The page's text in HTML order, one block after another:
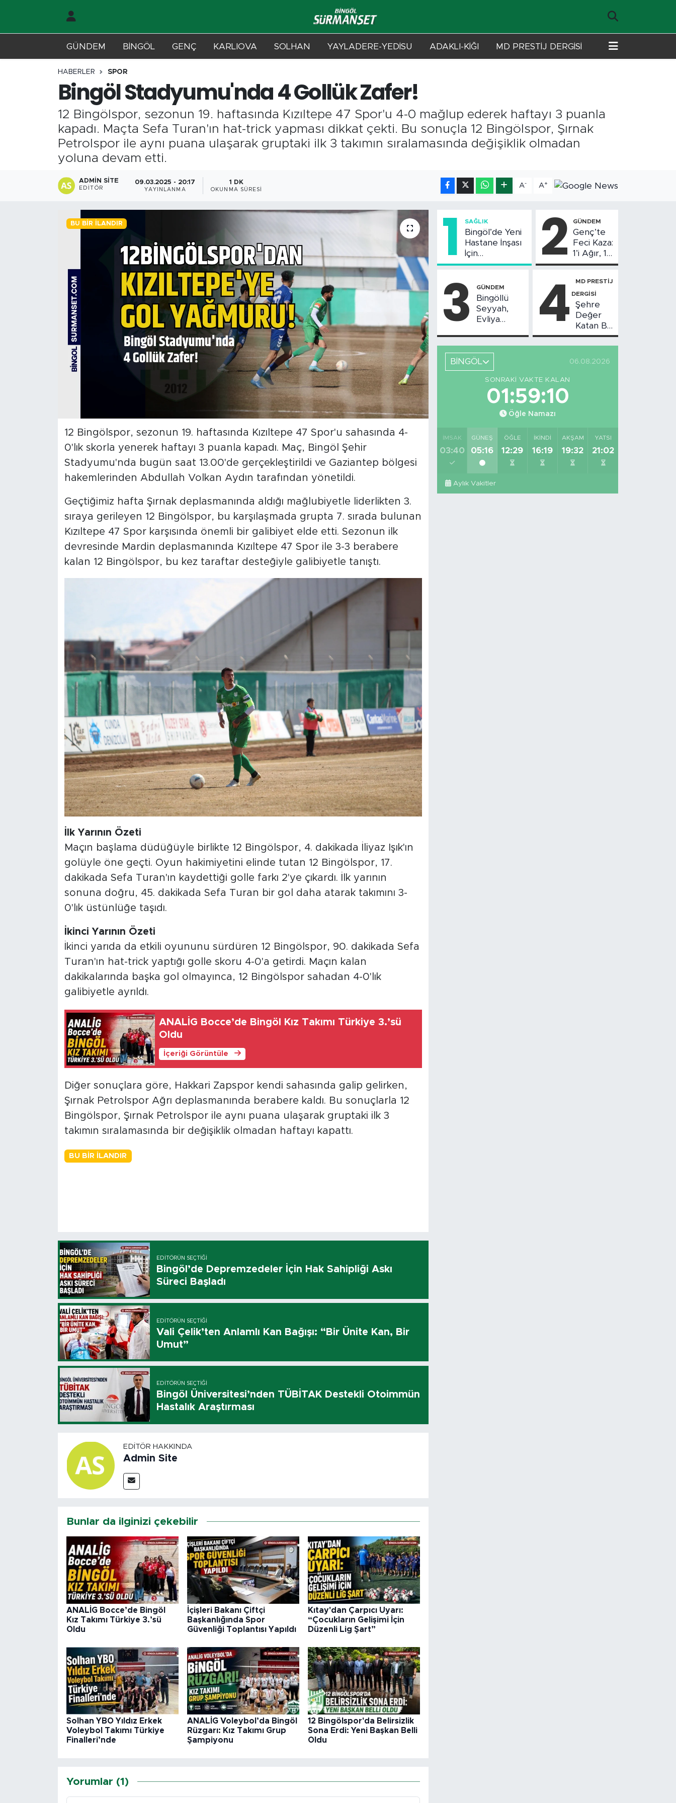
GÜNDEM BİNGÖL GENÇ KARLIOVA SOLHAN YAYLADERE-YEDİSU ADAKLI-KİĞI MD PRESTİJ DERGİSİ
HABERLER SPOR
Bingöl Stadyumu'nda 4 Gollük Zafer!
12 Bingölspor, sezonun 19. haftasında Kızıltepe 47 Spor'u 4-0 mağlup ederek haftayı 3 puanla
kapadı. Maçta Sefa Turan'ın hat-trick yapması dikkat çekti. Bu sonuçla 12 Bingölspor, Şırnak
Petrolspor ile aynı puana ulaşarak gruptaki ilk 3 takımın sıralamasında değişiklik olmadan
yoluna devam etti.
ADMIN SITE
EDITÖR
09.03.2025 - 20:17
YAYINLANMA
1 DK
OKUNMA SÜRESI
A- A+
BU BIR İLANDIR
12 Bingölspor, sezonun 19. haftasında Kızıltepe 47 Spor'u sahasında 4-
0'lık skorla yenerek haftayı 3 puanla kapadı. Maç, Bingöl Şehir
Stadyumu'nda bugün saat 13.00'de gerçekleştirildi ve Gaziantep bölgesi
hakemlerinden Abdullah Volkan Aydın tarafından yönetildi.
Geçtiğimiz hafta Şırnak deplasmanında aldığı mağlubiyetle liderlikten 3.
sıraya gerileyen 12 Bingölspor, bu karşılaşmada grupta 7. sırada bulunan
Kızıltepe 47 Spor karşısında önemli bir galibiyet elde etti. Sezonun ilk
devresinde Mardin deplasmanında Kızıltepe 47 Spor ile 3-3 berabere
kalan 12 Bingölspor, bu kez taraftar desteğiyle galibiyetle tanıştı.
İlk Yarının Özeti
Maçın başlama düdüğüyle birlikte 12 Bingölspor, 4. dakikada İliyaz Işık'ın
golüyle öne geçti. Oyun hakimiyetini elinde tutan 12 Bingölspor, 17.
dakikada Sefa Turan'ın kaydettiği golle farkı 2'ye çıkardı. İlk yarının
sonuna doğru, 45. dakikada Sefa Turan bir gol daha atarak takımını 3-
0'lık üstünlüğe taşıdı.
İkinci Yarının Özeti
İkinci yarıda da etkili oyununu sürdüren 12 Bingölspor, 90. dakikada Sefa
Turan'ın hat-trick yaptığı golle skoru 4-0'a getirdi. Maçın kalan
dakikalarında başka gol olmayınca, 12 Bingölspor sahadan 4-0'lık
galibiyetle ayrıldı.
ANALİG Bocce’de Bingöl Kız Takımı Türkiye 3.’sü
Oldu
İçeriği Görüntüle
Diğer sonuçlara göre, Hakkari Zapspor kendi sahasında galip gelirken,
Şırnak Petrolspor Ağrı deplasmanında berabere kaldı. Bu sonuçlarla 12
Bingölspor, Şırnak Petrolspor ile aynı puana ulaşarak gruptaki ilk 3
takımın sıralamasında bir değişiklik olmadan haftayı kapattı.
BU BIR İLANDIR
EDITÖRÜN SEÇTIĞI
Bingöl’de Depremzedeler İçin Hak Sahipliği Askı
Süreci Başladı
EDITÖRÜN SEÇTIĞI
Vali Çelik’ten Anlamlı Kan Bağışı: “Bir Ünite Kan, Bir
Umut”
EDITÖRÜN SEÇTIĞI
Bingöl Üniversitesi’nden TÜBİTAK Destekli Otoimmün
Hastalık Araştırması
EDITÖR HAKKINDA
Admin Site
Bunlar da ilginizi çekebilir
ANALİG Bocce’de Bingöl
Kız Takımı Türkiye 3.’sü
Oldu
İçişleri Bakanı Çiftçi
Başkanlığında Spor
Güvenliği Toplantısı Yapıldı
Kıtay'dan Çarpıcı Uyarı:
“Çocukların Gelişimi İçin
Düzenli Lig Şart”
Solhan YBO Yıldız Erkek
Voleybol Takımı Türkiye
Finalleri’nde
ANALİG Voleybol’da Bingöl
Rüzgarı: Kız Takımı Grup
Şampiyonu
12 Bingölspor'da Belirsizlik
Sona Erdi: Yeni Başkan Belli
Oldu
Yorumlar (1)
1 SAĞLIK
Bingöl’de Yeni
Hastane İnşası
İçin
Değerlendirme
Yapıldı
2 GÜNDEM
Genç’te
Feci Kaza:
1’i Ağır, 10
Yaralı
3 GÜNDEM
Bingöllü
Seyyah,
Evliya
Bingöl'deki
O Yeri
Görüntüledi
4 MD PRESTİJ
DERGİSİ
Şehre
Değer
Katan Bir
Birikim:
Burhan
Arıkız
BİNGÖL 06.08.2026
SONRAKI VAKTE KALAN
01:59:09
Öğle Namazı
İMSAK
03:40
GÜNEŞ
05:16
ÖĞLE
12:29
İKINDI
16:19
AKŞAM
19:32
YATSI
21:02
Aylık Vakitler
Adaklı-Kiğı
Yayladere-Yedisu
MD Prestij Dergisi
Hava Durumu
Merkez Trafik Yoğunluk Haritası
Süper Lig Puan Durumu ve Fikstür
Tüm Manşetler
Son Dakika Haberleri
Haber Arşivi